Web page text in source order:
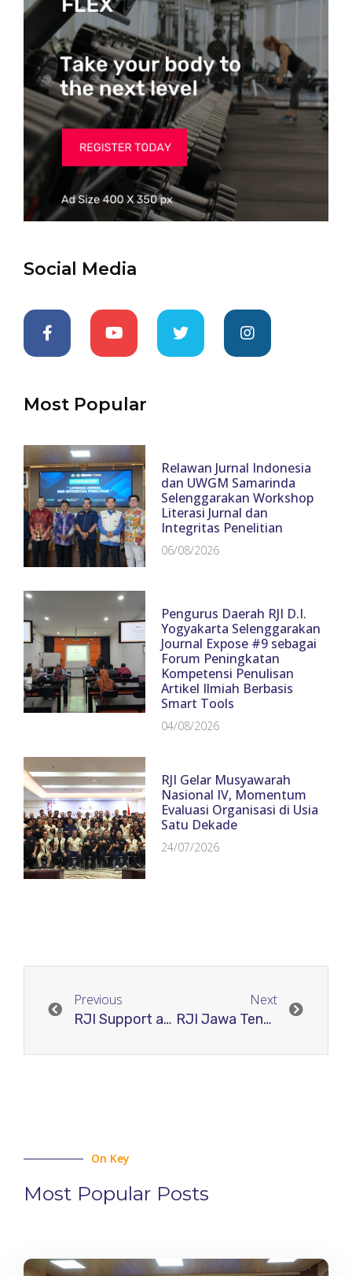
Social Media
Most Popular
Relawan Jurnal Indonesia
dan UWGM Samarinda
Selenggarakan Workshop
Literasi Jurnal dan
Integritas Penelitian
06/08/2026
Pengurus Daerah RJI D.I.
Yogyakarta Selenggarakan
Journal Expose #9 sebagai
Forum Peningkatan
Kompetensi Penulisan
Artikel Ilmiah Berbasis
Smart Tools
04/08/2026
RJI Gelar Musyawarah
Nasional IV, Momentum
Evaluasi Organisasi di Usia
Satu Dekade
24/07/2026
Previous
RJI Support acara Crossref di Indonesia
Next
RJI Jawa Tengah adakan Pelatihan Pengelolaan Jurnal di Purwokerto
On Key
Most Popular Posts